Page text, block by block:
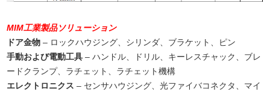
MIM工業製品ソリューション
ドア金物 – ロックハウジング、シリンダ、ブラケット、ピン
手動および電動工具 – ハンドル、ドリル、キーレスチャック、ブレ
ードクランプ、ラチェット、ラチェット機構
エレクトロニクス – センサハウジング、光ファイバコネクタ、マイ